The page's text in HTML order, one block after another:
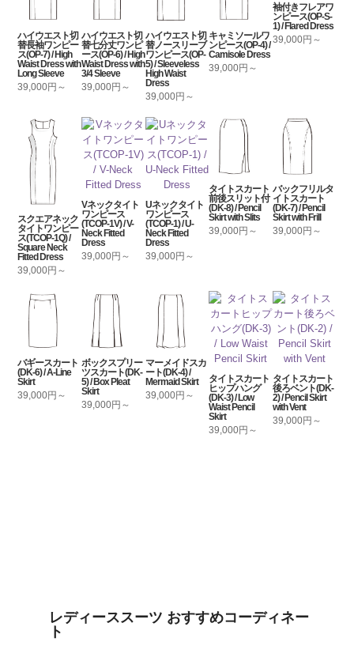
ハイウエスト切
替長袖ワンピー
ス(OP-7) / High
Waist Dress with
Long Sleeve
39,000円～
ハイウエスト切
替七分丈ワンピ
ース(OP-6) / High
Waist Dress with
3/4 Sleeve
39,000円～
ハイウエスト切
替ノースリーブ
ワンピース(OP-
5) / Sleeveless
High Waist
Dress
39,000円～
キャミソールワ
ンピース(OP-4) /
Camisole Dress
39,000円～
袖付きフレアワ
ンピース(OP-S-
1) / Flared Dress
39,000円～
スクエアネック
タイトワンピー
ス(TCOP-1Q) /
Square Neck
Fitted Dress
39,000円～
Vネックタイト
ワンピース
(TCOP-1V) / V-
Neck Fitted
Dress
39,000円～
Uネックタイト
ワンピース
(TCOP-1) / U-
Neck Fitted
Dress
39,000円～
タイトスカート
前後スリット付
(DK-8) / Pencil
Skirt with Slits
39,000円～
バックフリルタ
イトスカート
(DK-7) / Pencil
Skirt with Frill
39,000円～
バギースカート
(DK-6) / A-Line
Skirt
39,000円～
ボックスプリー
ツスカート(DK-
5) / Box Pleat
Skirt
39,000円～
マーメイドスカ
ート(DK-4) /
Mermaid Skirt
39,000円～
タイトスカート
ヒップハング
(DK-3) / Low
Waist Pencil
Skirt
39,000円～
タイトスカート
後ろベント(DK-
2) / Pencil Skirt
with Vent
39,000円～
レディーススーツ おすすめコーディネー
ト